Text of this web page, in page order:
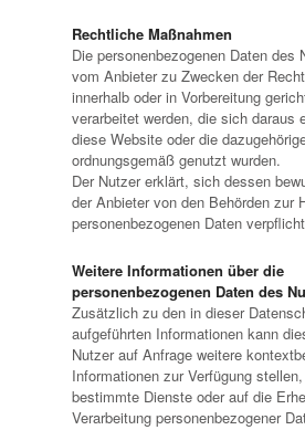
Rechtliche Maßnahmen
Die personenbezogenen Daten des
vom Anbieter zu Zwecken der
innerhalb oder in Vorbereitung
verarbeitet werden, die sich daraus
diese Website oder die
ordnungsgemäß genutzt wurden.
Der Nutzer erklärt, sich dessen
der Anbieter von den Behörden zur
personenbezogenen Daten
Weitere Informationen über die
personenbezogenen Daten des
Zusätzlich zu den in dieser
aufgeführten Informationen kann
Nutzer auf Anfrage weitere
Informationen zur Verfügung
bestimmte Dienste oder auf die
Verarbeitung personenbezogener